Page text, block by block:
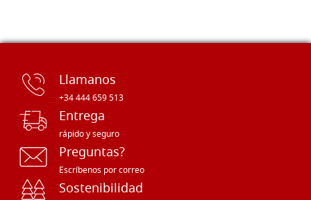
Llamanos
+34 444 659 513
Entrega
rápido y seguro
Preguntas?
Escríbenos por correo
Sostenibilidad